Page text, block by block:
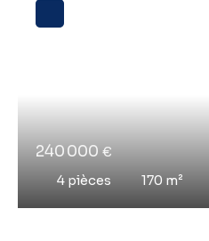
240 000 €
4 pièces 170 m²